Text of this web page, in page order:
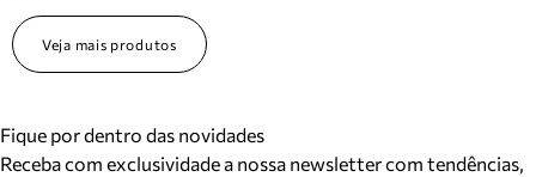
Veja mais produtos
Fique por dentro das novidades
Receba com exclusividade a nossa newsletter com tendências,